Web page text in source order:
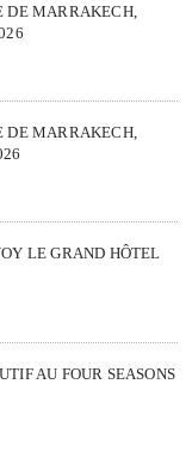
DE MARRAKECH,
DE MARRAKECH,
LE GRAND HÔTEL
AU FOUR SEASONS